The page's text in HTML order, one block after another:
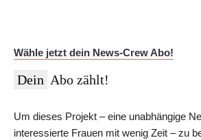
Wähle jetzt dein News-Crew Abo!
Dein Abo zählt!
Um dieses Projekt – eine unabhängige
interessierte Frauen mit wenig Zeit – zu